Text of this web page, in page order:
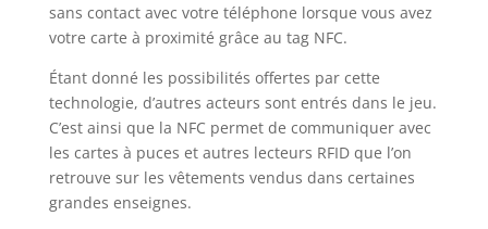
sans contact avec votre téléphone lorsque vous avez
votre carte à proximité grâce au tag NFC.
Étant donné les possibilités offertes par cette
technologie, d’autres acteurs sont entrés dans le jeu.
C’est ainsi que la NFC permet de communiquer avec
les cartes à puces et autres lecteurs RFID que l’on
retrouve sur les vêtements vendus dans certaines
grandes enseignes.